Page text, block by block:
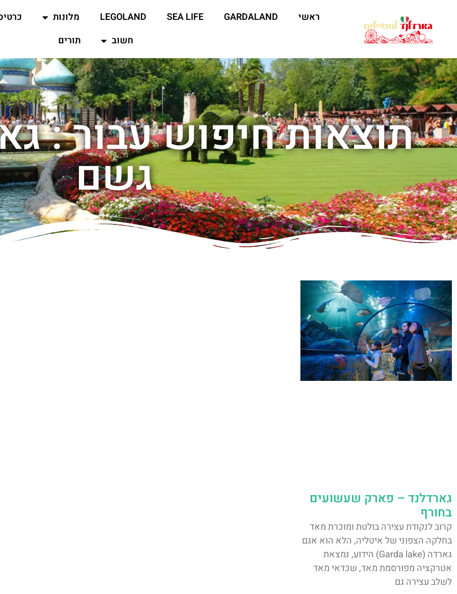
ראשי GARDALAND
SEA LIFE
LEGOLAND מלונות
חשוב
תורים
תוצאות חיפוש עבור :
גשם
גארדלנד – פארק שעשועים
בחורף
קרוב לנקודת עצירה בולטת ומוכרת מאד
בחלקה הצפוני של איטליה, הלא הוא אגם
גארדה (Garda lake) הידוע, נמצאת
אטרקציה מפורסמת מאד, שכדאי מאד
לשלב עצירה גם